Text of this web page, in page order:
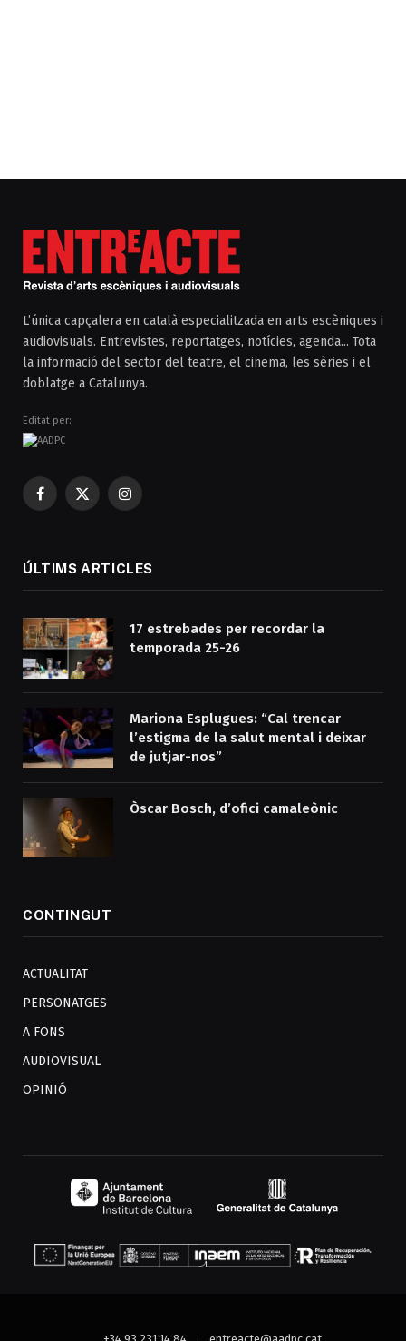
L’única capçalera en català especialitzada en arts escèniques i
audiovisuals. Entrevistes, reportatges, notícies, agenda... Tota
la informació del sector del teatre, el cinema, les sèries i el
doblatge a Catalunya.
Editat per:
Facebook
X
Instagram
ÚLTIMS ARTICLES
17 estrebades per recordar la
temporada 25-26
Mariona Esplugues: “Cal trencar
l’estigma de la salut mental i deixar
de jutjar-nos”
Òscar Bosch, d’ofici camaleònic
CONTINGUT
ACTUALITAT
PERSONATGES
A FONS
AUDIOVISUAL
OPINIÓ